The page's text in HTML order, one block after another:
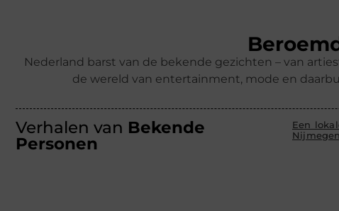
Nederland barst van de bekende gezichten – van
de wereld van entertainment, mode en
Verhalen van Bekende
Personen
Een